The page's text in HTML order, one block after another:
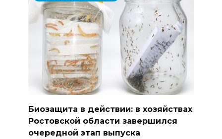
Биозащита в действии: в хозяйствах
Ростовской области завершился
очередной этап выпуска